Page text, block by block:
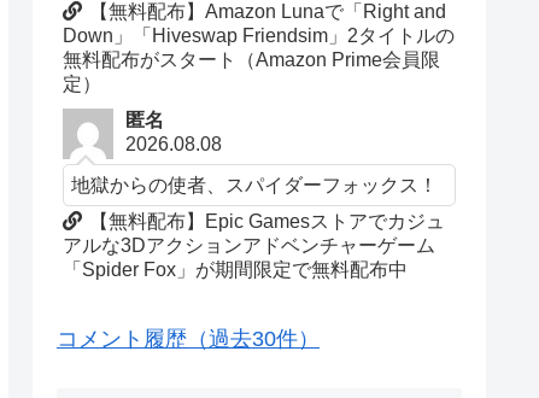
【無料配布】Amazon Lunaで「Right and
Down」「Hiveswap Friendsim」2タイトルの
無料配布がスタート（Amazon Prime会員限
定）
匿名
2026.08.08
地獄からの使者、スパイダーフォックス！
【無料配布】Epic Gamesストアでカジュ
アルな3Dアクションアドベンチャーゲーム
「Spider Fox」が期間限定で無料配布中
コメント履歴（過去30件）